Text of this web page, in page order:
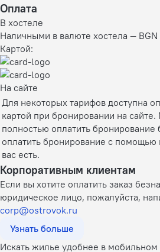
Оплата
В хостеле
Наличными в валюте хостела — BGN
Картой:
На сайте
Для некоторых тарифов доступна
картой при бронировании на
полностью оплатить
оплатить бронирование с
вас есть.
Корпоративным клиентам
Если вы хотите оплатить заказ
юридическое лицо, пожалуйста,
corp@ostrovok.ru
Узнать больше
Искать жилье удобнее в